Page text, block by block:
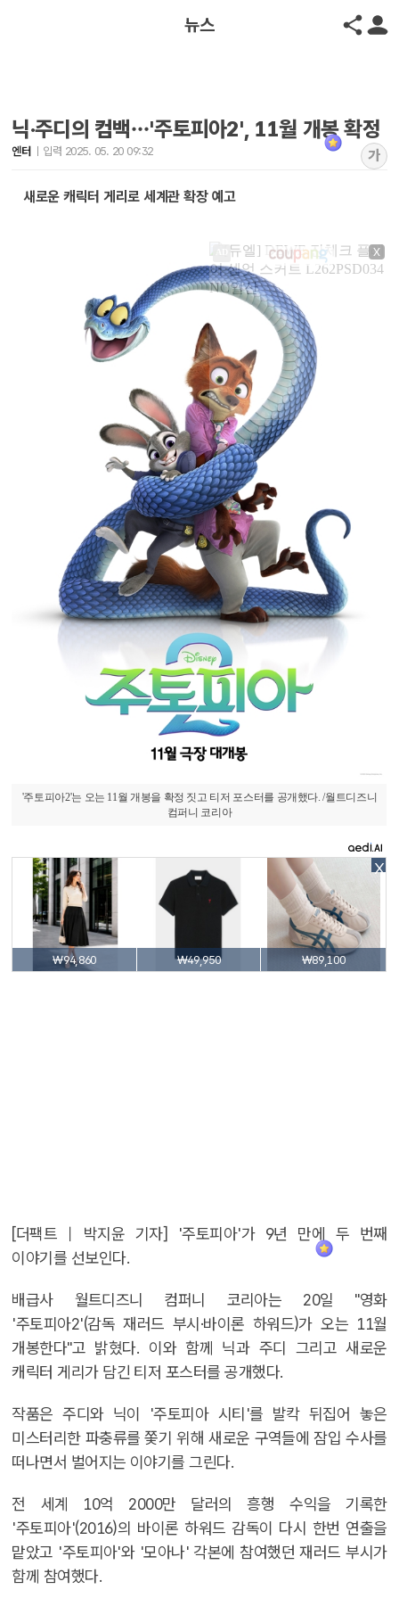
뉴스
닉·주디의 컴백…'주토피아2', 11월 개봉 확정
엔터 입력 2025. 05. 20 09:32 가
새로운 캐릭터 게리로 세계관 확장 예고
X
'주토피아2'는 오는 11월 개봉을 확정 짓고 티저 포스터를 공개했다. /월트디즈니
컴퍼니 코리아
X
₩94,860 ₩49,950 ₩89,100
[더팩트｜박지윤 기자] '주토피아'가 9년 만에 두 번째
이야기를 선보인다.
배급사 월트디즈니 컴퍼니 코리아는 20일 "영화
'주토피아2'(감독 재러드 부시·바이론 하워드)가 오는 11월
개봉한다"고 밝혔다. 이와 함께 닉과 주디 그리고 새로운
캐릭터 게리가 담긴 티저 포스터를 공개했다.
작품은 주디와 닉이 '주토피아 시티'를 발칵 뒤집어 놓은
미스터리한 파충류를 쫓기 위해 새로운 구역들에 잠입 수사를
떠나면서 벌어지는 이야기를 그린다.
전 세계 10억 2000만 달러의 흥행 수익을 기록한
'주토피아'(2016)의 바이론 하워드 감독이 다시 한번 연출을
맡았고 '주토피아'와 '모아나' 각본에 참여했던 재러드 부시가
함께 참여했다.